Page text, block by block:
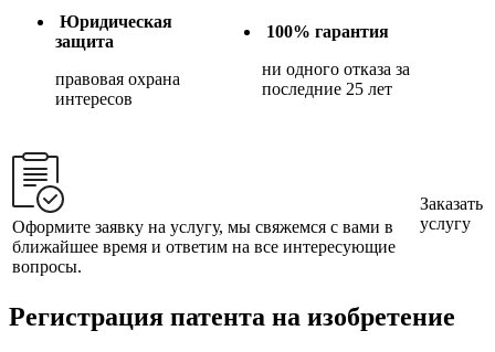
Юридическая
защита
правовая охрана
интересов
100% гарантия
ни одного отказа за
последние 25 лет
Оформите заявку на услугу, мы свяжемся с вами в
ближайшее время и ответим на все интересующие
вопросы.
Заказать
услугу
Регистрация патента на изобретение